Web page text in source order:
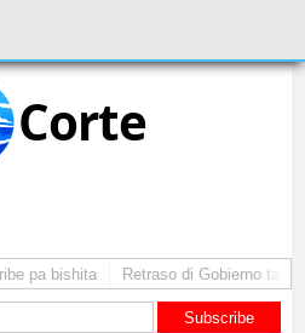
Corte
pa bishita Retraso di Gobierno ta
Subscribe